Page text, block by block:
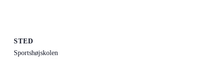
STED
Sportshøjskolen